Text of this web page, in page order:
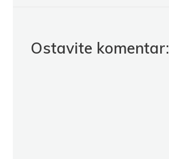
Ostavite komentar: